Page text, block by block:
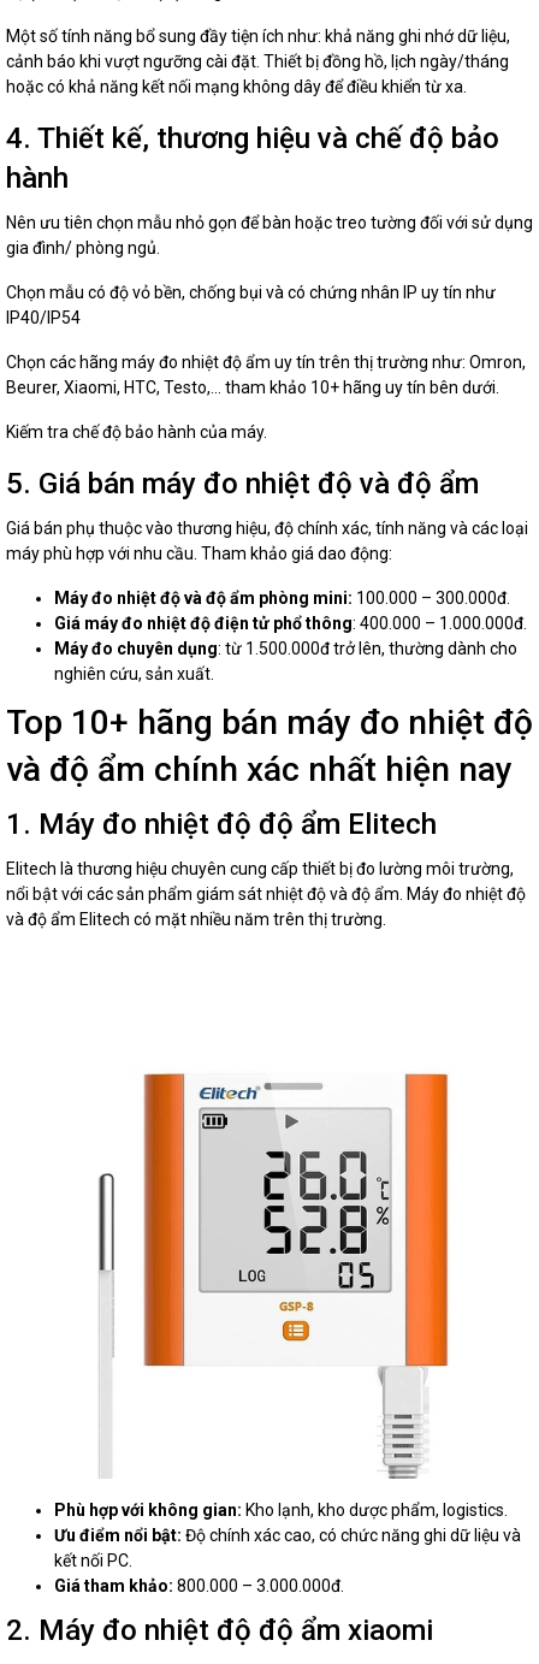
Một số tính năng bổ sung đầy tiện ích như: khả năng ghi nhớ dữ liệu,
cảnh báo khi vượt ngưỡng cài đặt. Thiết bị đồng hồ, lịch ngày/tháng
hoặc có khả năng kết nối mạng không dây để điều khiển từ xa.
4. Thiết kế, thương hiệu và chế độ bảo
hành
Nên ưu tiên chọn mẫu nhỏ gọn để bàn hoặc treo tường đối với sử dụng
gia đình/ phòng ngủ.
Chọn mẫu có độ vỏ bền, chống bụi và có chứng nhân IP uy tín như
IP40/IP54
Chọn các hãng máy đo nhiệt độ ẩm uy tín trên thị trường như: Omron,
Beurer, Xiaomi, HTC, Testo,... tham khảo 10+ hãng uy tín bên dưới.
Kiếm tra chế độ bảo hành của máy.
5. Giá bán máy đo nhiệt độ và độ ẩm
Giá bán phụ thuộc vào thương hiệu, độ chính xác, tính năng và các loại
máy phù hợp với nhu cầu. Tham khảo giá dao động:
Máy đo nhiệt độ và độ ẩm phòng mini: 100.000 – 300.000đ.
Giá máy đo nhiệt độ điện tử phổ thông: 400.000 – 1.000.000đ.
Máy đo chuyên dụng: từ 1.500.000đ trở lên, thường dành cho
nghiên cứu, sản xuất.
Top 10+ hãng bán máy đo nhiệt độ
và độ ẩm chính xác nhất hiện nay
1. Máy đo nhiệt độ độ ẩm Elitech​
Elitech là thương hiệu chuyên cung cấp thiết bị đo lường môi trường,
nổi bật với các sản phẩm giám sát nhiệt độ và độ ẩm. Máy đo nhiệt độ
và độ ẩm Elitech có mặt nhiều năm trên thị trường.
Phù hợp với không gian: Kho lạnh, kho dược phẩm, logistics.
Ưu điểm nổi bật: Độ chính xác cao, có chức năng ghi dữ liệu và
kết nối PC.
Giá tham khảo: 800.000 – 3.000.000đ.
2. Máy đo nhiệt độ độ ẩm xiaomi